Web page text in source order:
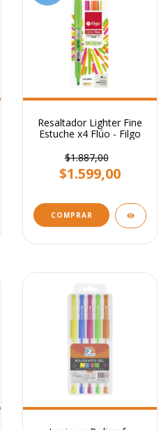
Resaltador Lighter Fine
Estuche x4 Flúo - Filgo
$1.887,00
$1.599,00